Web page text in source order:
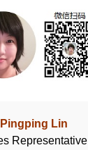
Pingping Lin
Representative